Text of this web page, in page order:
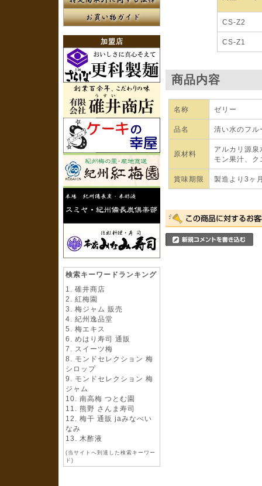
加盟店
検索キーワードランキング
碓井商店
紅梅園
梅ジャム 販売
紀州逸品堂
梅エキス
めはり寿司 通販
スイーツ梅
モンドセレクション 梅
シロップ
モンドセレクション 梅
ジャム
南高梅 つとむ園
熊野 さんま寿司
梅干 通販 jaみなべい
なみ
木酢液
(当サイトへ到達した検索キーワー
ド)
CS-Z2
CS-Z1
商品内容
名称 ゼリー
品名 清い水のフル
原材料
アルカリ源
モン果汁、
賞味期限 製造より3ヶ